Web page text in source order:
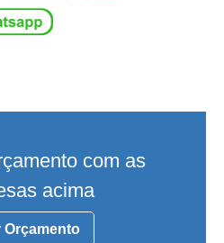
com as
acima
Orçamento